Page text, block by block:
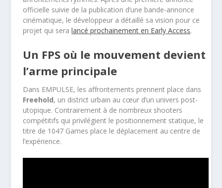
officielle suivie de la publication d’une bande-annonce
cinématique, le développeur a détaillé sa vision pour ce
projet qui seralancé prochainement en Early Access.
Un FPS où le mouvement devient
l’arme principale
Dans EMPULSE, les affrontements prennent place dans
Freehold, un district urbain au cœur d’un univers post-
utopique. Contrairement à de nombreux shooters
compétitifs qui privilégient le positionnement statique, le
titre de 1047 Games place le déplacement au centre de
l’expérience.